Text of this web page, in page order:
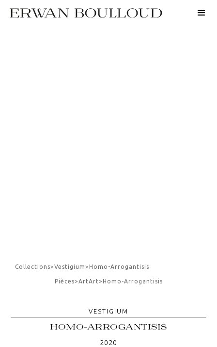
Collections>Vestigium>Homo-Arrogantisis
Pièces>ArtArt>Homo-Arrogantisis
VESTIGIUM
HOMO-ARROGANTISIS
2020